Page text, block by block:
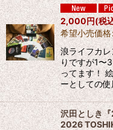
並び順:
2,000円(税
希望小売価格:
浪ライフカ
りですが1〜
ってます！
ーとしての
沢田としき
2026